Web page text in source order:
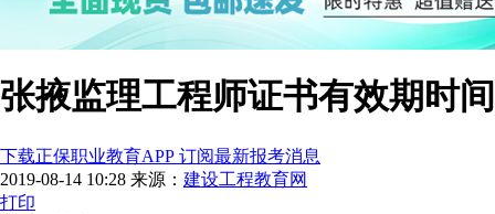
张掖监理工程师证书有效期时
下载正保职业教育APP 订阅最新报考消息
2019-08-14 10:28 来源： 建设工程教育网
打印